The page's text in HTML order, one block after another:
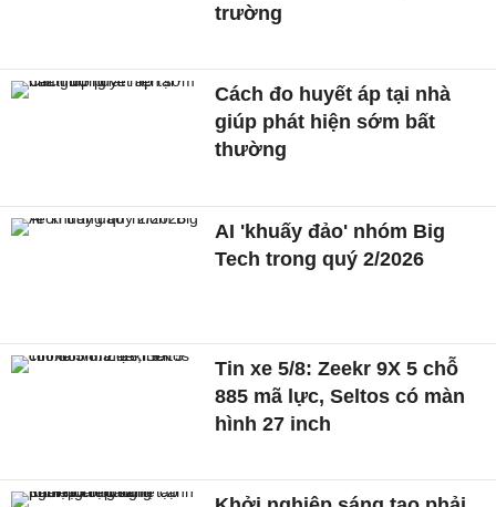
trường
Cách đo huyết áp tại nhà
giúp phát hiện sớm bất
thường
AI 'khuấy đảo' nhóm Big
Tech trong quý 2/2026
Tin xe 5/8: Zeekr 9X 5 chỗ
885 mã lực, Seltos có màn
hình 27 inch